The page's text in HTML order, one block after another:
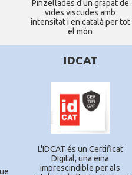
Pinzellades d'un grapat de
vides viscudes amb
intensitat i en català per tot
el món
IDCAT
L'IDCAT és un Certificat
Digital, una eina
imprescindible per als